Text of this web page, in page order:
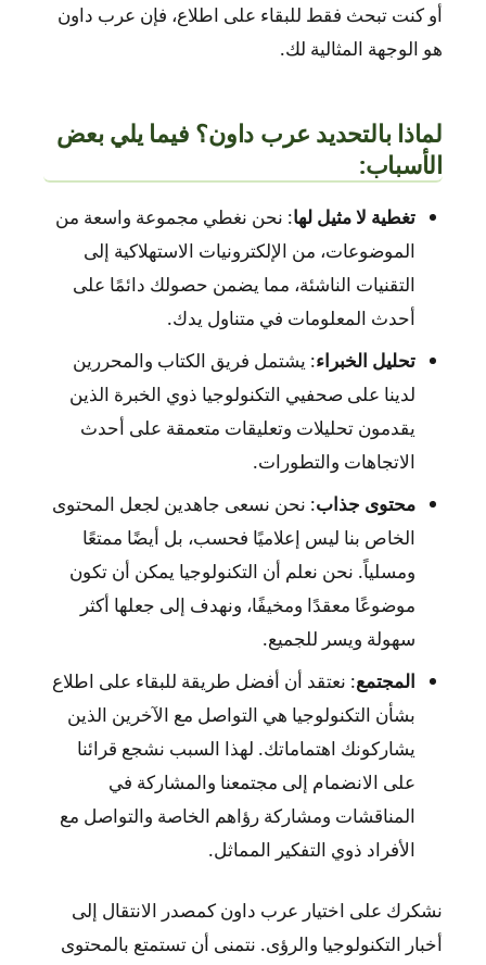
أو كنت تبحث فقط للبقاء على اطلاع، فإن عرب داون
هو الوجهة المثالية لك.
لماذا بالتحديد عرب داون؟ فيما يلي بعض
الأسباب:
تغطية لا مثيل لها: نحن نغطي مجموعة واسعة من
الموضوعات، من الإلكترونيات الاستهلاكية إلى
التقنيات الناشئة، مما يضمن حصولك دائمًا على
أحدث المعلومات في متناول يدك.
تحليل الخبراء: يشتمل فريق الكتاب والمحررين
لدينا على صحفيي التكنولوجيا ذوي الخبرة الذين
يقدمون تحليلات وتعليقات متعمقة على أحدث
الاتجاهات والتطورات.
محتوى جذاب: نحن نسعى جاهدين لجعل المحتوى
الخاص بنا ليس إعلاميًا فحسب، بل أيضًا ممتعًا
ومسلياً. نحن نعلم أن التكنولوجيا يمكن أن تكون
موضوعًا معقدًا ومخيفًا، ونهدف إلى جعلها أكثر
سهولة ويسر للجميع.
المجتمع: نعتقد أن أفضل طريقة للبقاء على اطلاع
بشأن التكنولوجيا هي التواصل مع الآخرين الذين
يشاركونك اهتماماتك. لهذا السبب نشجع قرائنا
على الانضمام إلى مجتمعنا والمشاركة في
المناقشات ومشاركة رؤاهم الخاصة والتواصل مع
الأفراد ذوي التفكير المماثل.
نشكرك على اختيار عرب داون كمصدر الانتقال إلى
أخبار التكنولوجيا والرؤى. نتمنى أن تستمتع بالمحتوى